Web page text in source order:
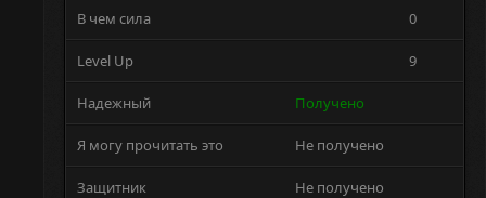
В чем сила 0
Level Up 9
Надежный Получено
Я могу прочитать это Не получено
Защитник Не получено